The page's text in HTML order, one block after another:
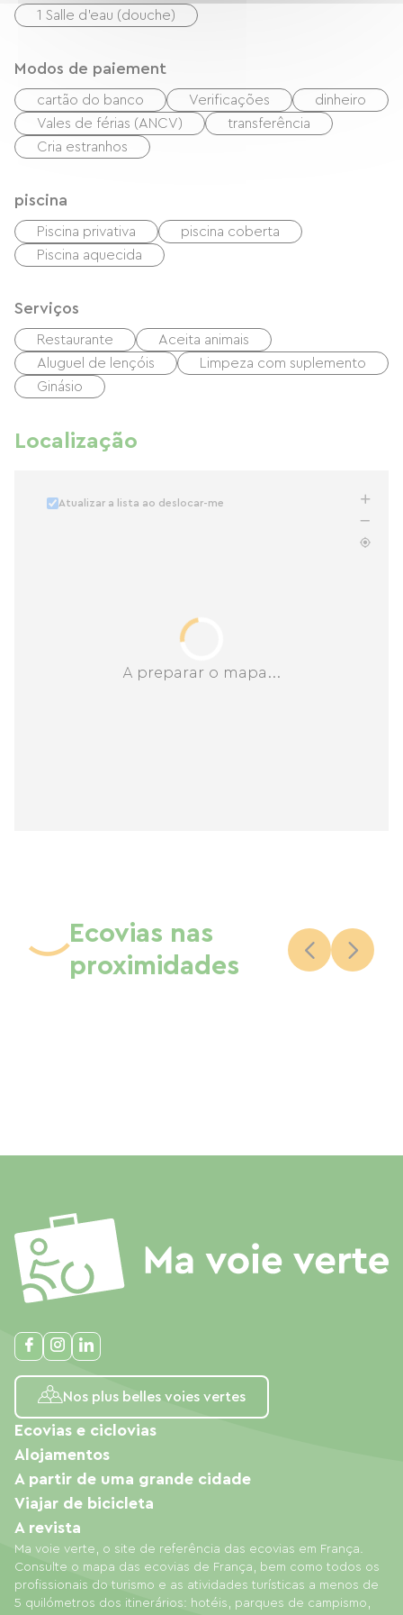
1 Salle d'eau (douche)
Modos de paiement
cartão do banco Verificações
dinheiro
Vales de férias (ANCV)
transferência
Cria estranhos
piscina
Piscina privativa
piscina coberta
Piscina aquecida
Serviços
Restaurante
Aceita animais
Aluguel de lençóis
Limpeza com suplemento
Ginásio
Localização
A preparar o mapa...
Atualizar a lista ao deslocar-me
Ecovias nas
proximidades
Nos plus belles voies vertes
Ma voie verte, o site de referência das ecovias em França.
Consulte o mapa das ecovias de França, bem como todos os
profissionais do turismo e as atividades turísticas a menos de
5 quilómetros dos itinerários: hotéis, parques de campismo,
Ecovias e ciclovias
Alojamentos
A partir de uma grande cidade
Viajar de bicicleta
A revista